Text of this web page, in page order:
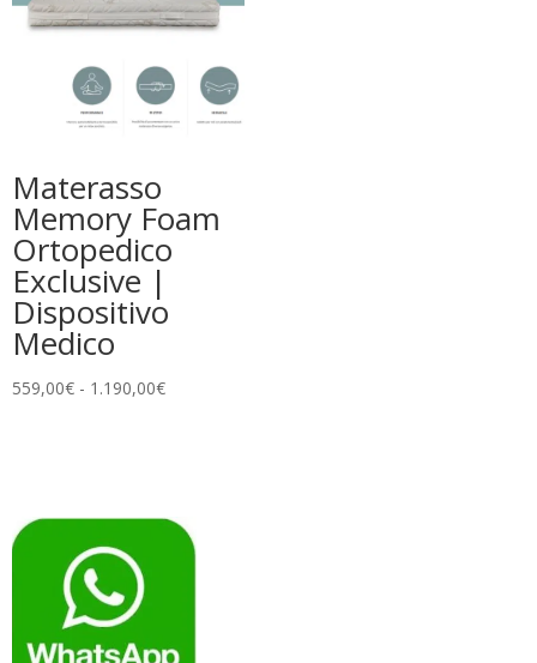
Materasso
Memory Foam
Ortopedico
Exclusive |
Dispositivo
Medico
559,00€ - 1.190,00€Fascia
a
1.190,00€